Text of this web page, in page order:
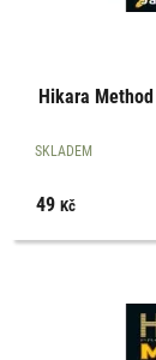
Hikara
SKLADEM
49Kč